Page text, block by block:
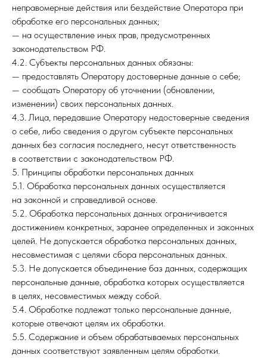
неправомерные действия или бездействие Оператора при
обработке его персональных данных;
— на осуществление иных прав, предусмотренных
законодательством РФ.
4.2. Субъекты персональных данных обязаны:
— предоставлять Оператору достоверные данные о себе;
— сообщать Оператору об уточнении (обновлении,
изменении) своих персональных данных.
4.3. Лица, передавшие Оператору недостоверные сведения
о себе, либо сведения о другом субъекте персональных
данных без согласия последнего, несут ответственность
в соответствии с законодательством РФ.
5. Принципы обработки персональных данных
5.1. Обработка персональных данных осуществляется
на законной и справедливой основе.
5.2. Обработка персональных данных ограничивается
достижением конкретных, заранее определенных и законных
целей. Не допускается обработка персональных данных,
несовместимая с целями сбора персональных данных.
5.3. Не допускается объединение баз данных, содержащих
персональные данные, обработка которых осуществляется
в целях, несовместимых между собой.
5.4. Обработке подлежат только персональные данные,
которые отвечают целям их обработки.
5.5. Содержание и объем обрабатываемых персональных
данных соответствуют заявленным целям обработки.